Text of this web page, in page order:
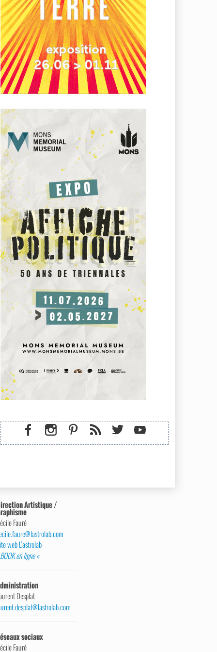
Artistique /
Fauré
web L’astrolab
en ligne <
Desplat
sociaux
Fauré